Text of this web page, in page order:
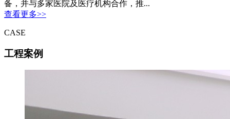
备，并与多家医院及医疗机构合作，推...
查看更多>>
CASE
工程案例